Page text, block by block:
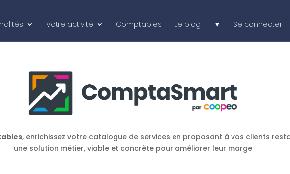
Votre activité Comptables Le blog ▼ Se connecter
, enrichissez votre catalogue de services en proposant à vos clients
une solution métier, viable et concrète pour améliorer leur marge